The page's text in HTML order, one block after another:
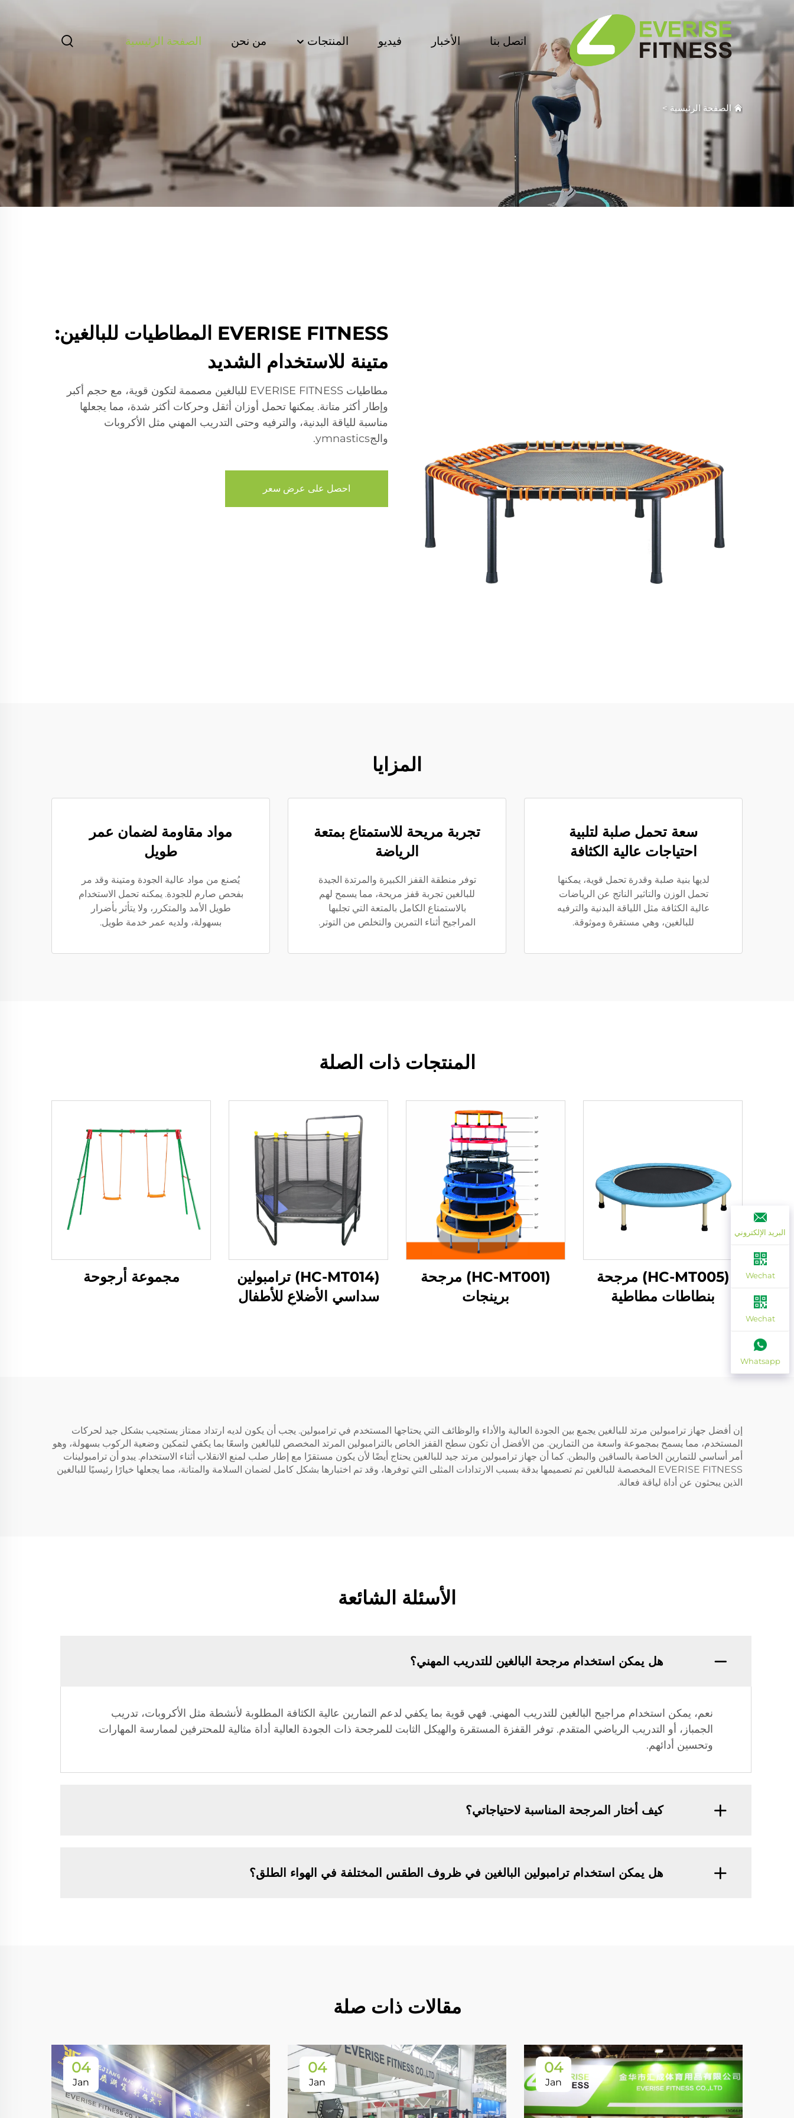
الصفحة الرئيسية من نحن المنتجات فيديو الأخبار اتصل بنا
الصفحة الرئيسية >
EVERISE FITNESS المطاطيات للبالغين:
متينة للاستخدام الشديد
مطاطيات EVERISE FITNESS للبالغين مصممة لتكون قوية، مع حجم أكبر
وإطار أكثر متانة. يمكنها تحمل أوزان أثقل وحركات أكثر شدة، مما يجعلها
مناسبة للياقة البدنية، والترفيه وحتى التدريب المهني مثل الأكروبات
والجymnastics.
احصل على عرض سعر
المزايا
سعة تحمل صلبة لتلبية
احتياجات عالية الكثافة
لديها بنية صلبة وقدرة تحمل قوية، يمكنها
تحمل الوزن والتاثير الناتج عن الرياضات
عالية الكثافة مثل اللياقة البدنية والترفيه
للبالغين، وهي مستقرة وموثوقة.
تجربة مريحة للاستمتاع بمتعة
الرياضة
توفر منطقة القفز الكبيرة والمرتدة الجيدة
للبالغين تجربة قفز مريحة، مما يسمح لهم
بالاستمتاع الكامل بالمتعة التي تجلبها
المراجيح أثناء التمرين والتخلص من التوتر.
مواد مقاومة لضمان عمر
طويل
يُصنع من مواد عالية الجودة ومتينة وقد مر
بفحص صارم للجودة. يمكنه تحمل الاستخدام
طويل الأمد والمتكرر، ولا يتأثر بأضرار
بسهولة، ولديه عمر خدمة طويل.
المنتجات ذات الصلة
(HC-MT005) مرجحة
بنطاطات مطاطية
(HC-MT001) مرجحة
برينجات
(HC-MT014) ترامبولين
سداسي الأضلاع للأطفال
مجموعة أرجوحة
إن أفضل جهاز ترامبولين مرتد للبالغين يجمع بين الجودة العالية والأداء والوظائف التي يحتاجها المستخدم في ترامبولين. يجب أن يكون لديه ارتداد ممتاز يستجيب بشكل جيد لحركات
المستخدم، مما يسمح بمجموعة واسعة من التمارين. من الأفضل أن تكون سطح القفز الخاص بالترامبولين المرتد المخصص للبالغين واسعًا بما يكفي لتمكين وضعية الركوب بسهولة، وهو
أمر أساسي للتمارين الخاصة بالساقين والبطن. كما أن جهاز ترامبولين مرتد جيد للبالغين يحتاج أيضًا لأن يكون مستقرًا مع إطار صلب لمنع الانقلاب أثناء الاستخدام. يبدو أن ترامبولينات
EVERISE FITNESS المخصصة للبالغين تم تصميمها بدقة بسبب الارتدادات المثلى التي توفرها، وقد تم اختبارها بشكل كامل لضمان السلامة والمتانة، مما يجعلها خيارًا رئيسيًا للبالغين
الذين يبحثون عن أداة لياقة فعالة.
الأسئلة الشائعة
هل يمكن استخدام مرجحة البالغين للتدريب المهني؟
نعم، يمكن استخدام مراجيح البالغين للتدريب المهني. فهي قوية بما يكفي لدعم التمارين عالية الكثافة المطلوبة لأنشطة مثل الأكروبات، تدريب
الجمباز، أو التدريب الرياضي المتقدم. توفر القفزة المستقرة والهيكل الثابت للمرجحة ذات الجودة العالية أداة مثالية للمحترفين لممارسة المهارات
وتحسين أدائهم.
كيف أختار المرجحة المناسبة لاحتياجاتي؟
هل يمكن استخدام ترامبولين البالغين في ظروف الطقس المختلفة في الهواء الطلق؟
مقالات ذات صلة
04
Jan
04
Jan
04
Jan
البريد الإلكتروني
Wechat
Wechat
Whatsapp